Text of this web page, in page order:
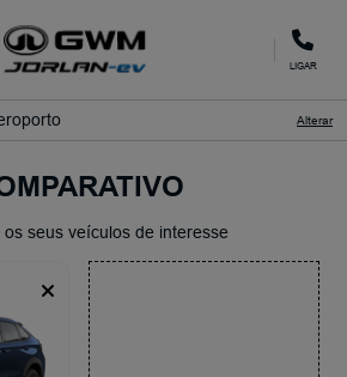
LIGAR
Alterar
seus veículos de interesse